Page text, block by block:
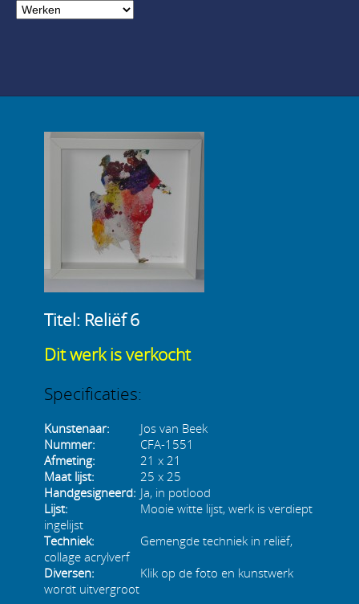
Titel: Reliëf 6
Dit werk is verkocht
Specificaties:
Kunstenaar:
Jos van Beek
Nummer:
CFA-1551
Afmeting:
21 x 21
Maat lijst:
25 x 25
Handgesigneerd: Ja, in potlood
Lijst:
Mooie witte lijst, werk is verdiept
ingelijst
Techniek:
Gemengde techniek in reliëf,
collage acrylverf
Diversen:
Klik op de foto en kunstwerk
wordt uitvergroot